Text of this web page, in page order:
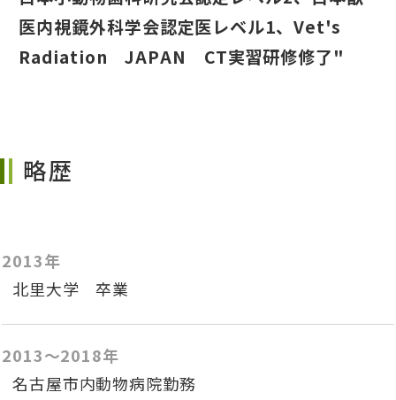
医内視鏡外科学会認定医レベル1、Vet's
Radiation JAPAN CT実習研修修了"
略歴
2013年
北里大学 卒業
2013～2018年
名古屋市内動物病院勤務